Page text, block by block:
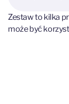
Zestaw to kilka
może być